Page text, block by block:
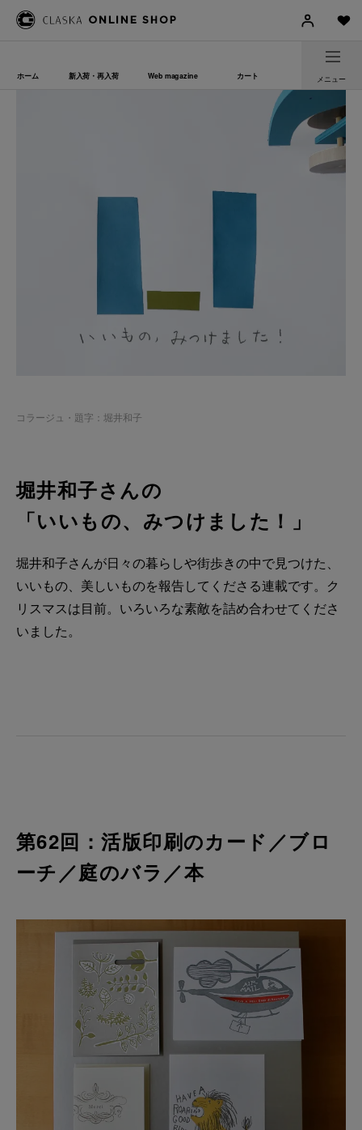
ホーム 新入荷・再入荷 Web magazine カート メニュー
コラージュ・題字：堀井和子
堀井和子さんの
「いいもの、みつけました！」
堀井和子さんが日々の暮らしや街歩きの中で見つけた、
いいもの、美しいものを報告してくださる連載です。ク
リスマスは目前。いろいろな素敵を詰め合わせてくださ
いました。
第62回：活版印刷のカード／ブロ
ーチ／庭のバラ／本